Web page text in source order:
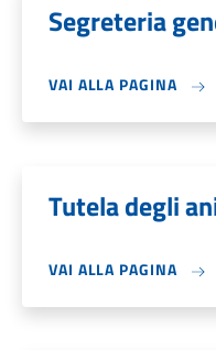
Segreteria
VAI ALLA PAGINA
Tutela degli
VAI ALLA PAGINA